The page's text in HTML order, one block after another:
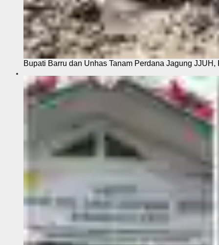
Bupati Barru dan Unhas Tanam Perdana Jagung